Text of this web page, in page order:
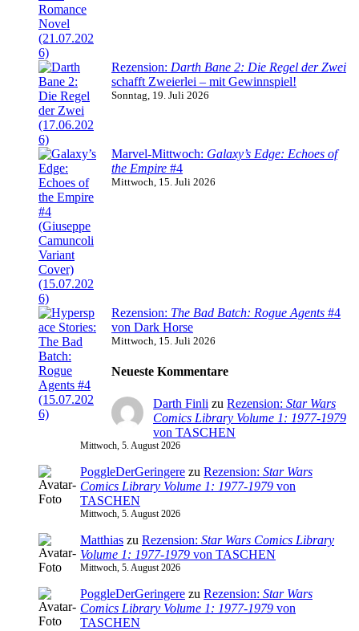
Rezension: Darth Bane 2: Die Regel der Zwei
schafft Zweierlei – mit Gewinnspiel!
Sonntag, 19. Juli 2026
Marvel-Mittwoch: Galaxy’s Edge: Echoes of
the Empire #4
Mittwoch, 15. Juli 2026
Rezension: The Bad Batch: Rogue Agents #4
von Dark Horse
Mittwoch, 15. Juli 2026
Neueste Kommentare
Darth Finli zu Rezension: Star Wars
Comics Library Volume 1: 1977-1979
von TASCHEN
Mittwoch, 5. August 2026
PoggleDerGeringere zu Rezension: Star Wars
Comics Library Volume 1: 1977-1979 von
TASCHEN
Mittwoch, 5. August 2026
Matthias zu Rezension: Star Wars Comics Library
Volume 1: 1977-1979 von TASCHEN
Mittwoch, 5. August 2026
PoggleDerGeringere zu Rezension: Star Wars
Comics Library Volume 1: 1977-1979 von
TASCHEN